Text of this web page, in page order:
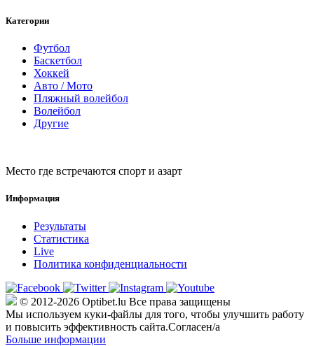
Категории
Футбол
Баскетбол
Хоккей
Авто / Мото
Пляжный волейбол
Волейбол
Другие
Место где встречаются спорт и азарт
Информация
Результаты
Статистика
Live
Политика конфиденциальности
© 2012-2026 Optibet.lu Все права защищены
Мы используем куки-файлы для того, чтобы улучшить работу
и повысить эффективность сайта.Согласен/а
Больше информации